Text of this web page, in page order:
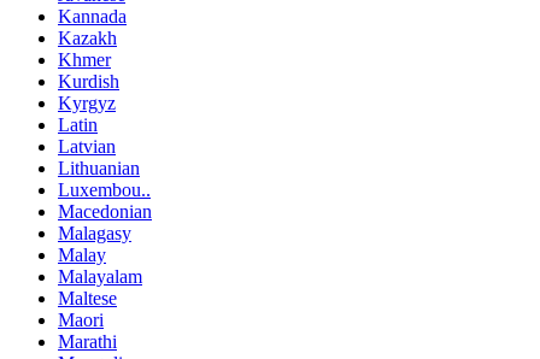
Kannada
Kazakh
Khmer
Kurdish
Kyrgyz
Latin
Latvian
Lithuanian
Luxembou..
Macedonian
Malagasy
Malay
Malayalam
Maltese
Maori
Marathi